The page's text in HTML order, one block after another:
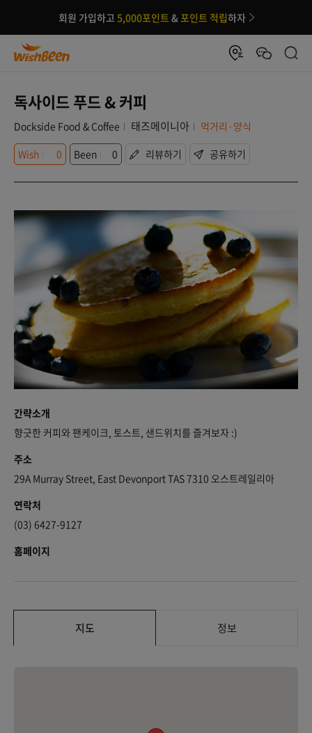
회원 가입하고 5,000포인트 &포인트 적립하자
독사이드 푸드 & 커피
Dockside Food & Coffee 태즈메이니아
먹거리·양식
Wish
0 Been 0 리뷰하기 공유하기
간략소개
향긋한 커피와 팬케이크, 토스트, 샌드위치를 즐겨보자 :)
주소
29A Murray Street, East Devonport TAS 7310 오스트레일리아
연락처
(03) 6427-9127
홈페이지
지도 정보